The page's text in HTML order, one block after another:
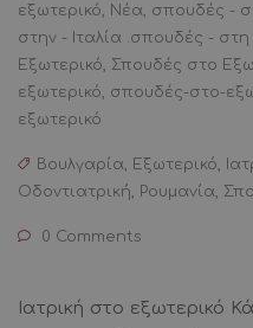
εξωτερικό, Νέα, σπουδές -
στην - Ιταλία .σπουδές - στη
Εξωτερικό, Σπουδές στο
εξωτερικό, σπουδές-στο-
εξωτερικό
Βουλγαρία, Εξωτερικό,
Οδοντιατρική, Ρουμανία,
0 Comments
Ιατρική στο εξωτερικό